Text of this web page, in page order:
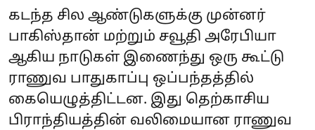
கடந்த சில ஆண்டுகளுக்கு முன்னர்
பாகிஸ்தான் மற்றும் சவூதி அரேபியா
ஆகிய நாடுகள் இணைந்து ஒரு கூட்டு
ராணுவ பாதுகாப்பு ஒப்பந்தத்தில்
கையெழுத்திட்டன. இது தெற்காசிய
பிராந்தியத்தின் வலிமையான ராணுவ